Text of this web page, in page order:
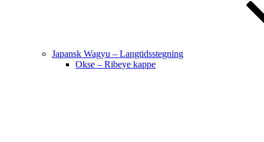
Japansk Wagyu – Langtidsstegning
Okse – Ribeye kappe